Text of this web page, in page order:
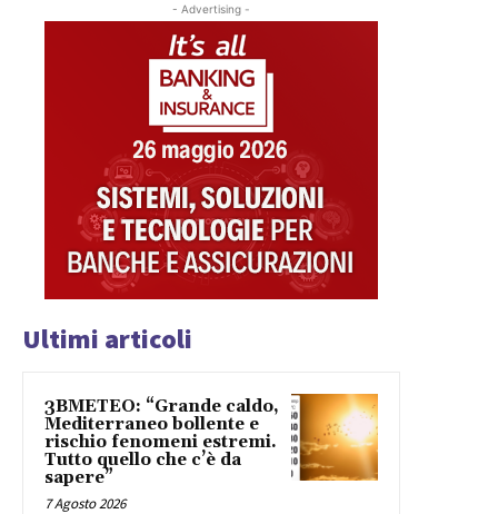
- Advertising -
Ultimi articoli
3BMETEO: “Grande caldo,
Mediterraneo bollente e
rischio fenomeni estremi.
Tutto quello che c’è da
sapere”
7 Agosto 2026